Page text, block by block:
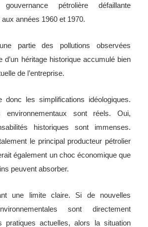
pétrolière défaillante
années 1960 et 1970.
partie des pollutions observées
d’un héritage historique accumulé bien
de l’entreprise.
donc les simplifications idéologiques.
sont réels. Oui,
historiques sont immenses.
le principal producteur pétrolier
également un choc économique que
peuvent absorber.
une limite claire. Si de nouvelles
sont directement
pratiques actuelles, alors la situation